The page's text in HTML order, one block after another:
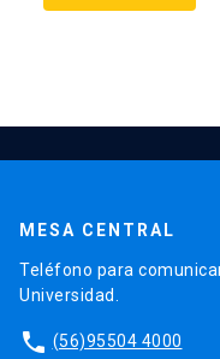
MESA CENTRAL
Teléfono para
Universidad.
phone (56)95504 4000